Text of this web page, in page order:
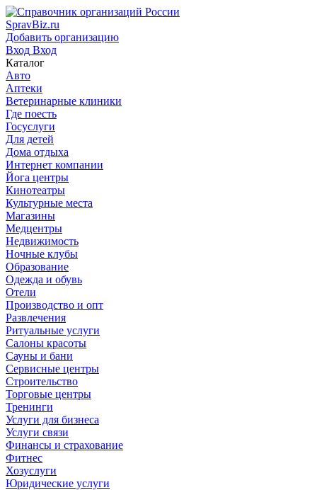
SpravBiz.ru
Добавить организацию
Вход Вход
Каталог
Авто
Аптеки
Ветеринарные клиники
Где поесть
Госуслуги
Для детей
Дома отдыха
Интернет компании
Йога центры
Кинотеатры
Культурные места
Магазины
Медцентры
Недвижимость
Ночные клубы
Образование
Одежда и обувь
Отели
Производство и опт
Развлечения
Ритуальные услуги
Салоны красоты
Сауны и бани
Сервисные центры
Строительство
Торговые центры
Тренинги
Услуги для бизнеса
Услуги связи
Финансы и страхование
Фитнес
Хозуслуги
Юридические услуги